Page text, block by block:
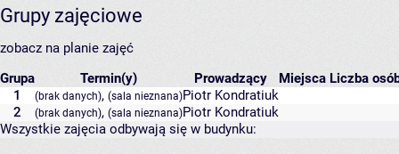
Grupy zajęciowe
zobacz na planie zajęć
Grupa
Termin(y) Prowadzący Miejsca Liczba
1
(brak danych), (sala nieznana)Piotr Kondratiuk
2
(brak danych), (sala nieznana)Piotr Kondratiuk
Wszystkie zajęcia odbywają się w budynku: